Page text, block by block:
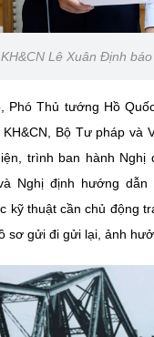
Lê Xuân Định báo
Phó Thủ tướng Hồ
Bộ Tư pháp và
trình ban hành Nghị
Nghị định hướng dẫn
kỹ thuật cần chủ động
sơ gửi đi gửi lại, ảnh